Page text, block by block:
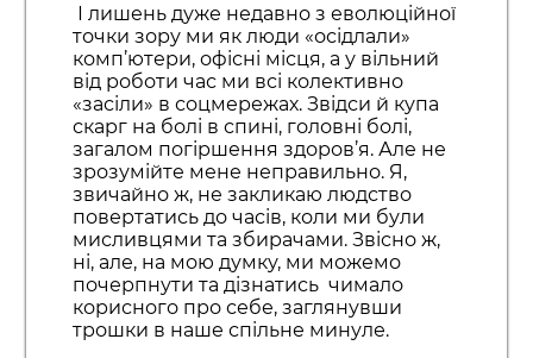
І лишень дуже недавно з еволюційної
точки зору ми як люди «осідлали»
комп’ютери, офісні місця, а у вільний
від роботи час ми всі колективно
«засіли» в соцмережах. Звідси й купа
скарг на болі в спині, головні болі,
загалом погіршення здоров’я. Але не
зрозумійте мене неправильно. Я,
звичайно ж, не закликаю людство
повертатись до часів, коли ми були
мисливцями та збирачами. Звісно ж,
ні, але, на мою думку, ми можемо
почерпнути та дізнатись чимало
корисного про себе, заглянувши
трошки в наше спільне минуле.